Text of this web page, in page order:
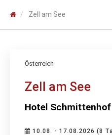
Zell am See
Österreich
Zell am See
Hotel Schmittenhof
10.08. - 17.08.2026 (8